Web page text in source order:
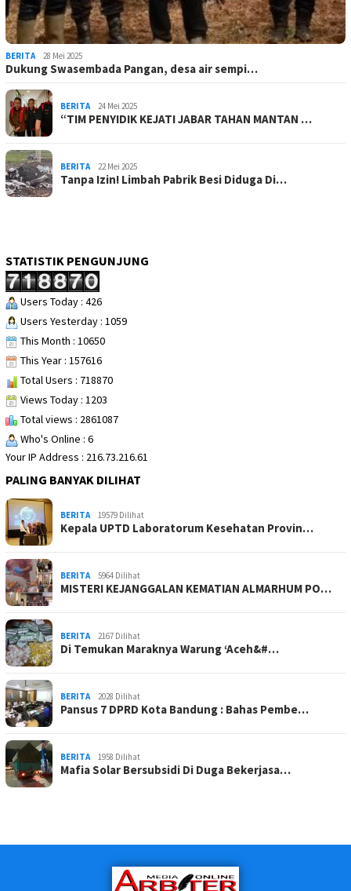
BERITA 28 Mei 2025
Dukung Swasembada Pangan, desa air sempi…
BERITA 24 Mei 2025
“TIM PENYIDIK KEJATI JABAR TAHAN MANTAN …
BERITA 22 Mei 2025
Tanpa Izin! Limbah Pabrik Besi Diduga Di…
STATISTIK PENGUNJUNG
Users Today : 426
Users Yesterday : 1059
This Month : 10650
This Year : 157616
Total Users : 718870
Views Today : 1203
Total views : 2861087
Who's Online : 6
Your IP Address : 216.73.216.61
PALING BANYAK DILIHAT
BERITA 19579 Dilihat
Kepala UPTD Laboratorum Kesehatan Provin…
BERITA 5964 Dilihat
MISTERI KEJANGGALAN KEMATIAN ALMARHUM PO…
BERITA 2167 Dilihat
Di Temukan Maraknya Warung ‘Aceh&#…
BERITA 2028 Dilihat
Pansus 7 DPRD Kota Bandung : Bahas Pembe…
BERITA 1958 Dilihat
Mafia Solar Bersubsidi Di Duga Bekerjasa…